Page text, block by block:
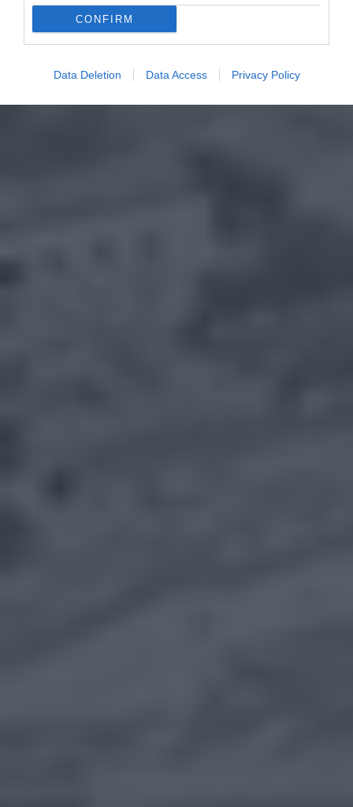
CONFIRM
Data Deletion Data Access Privacy Policy